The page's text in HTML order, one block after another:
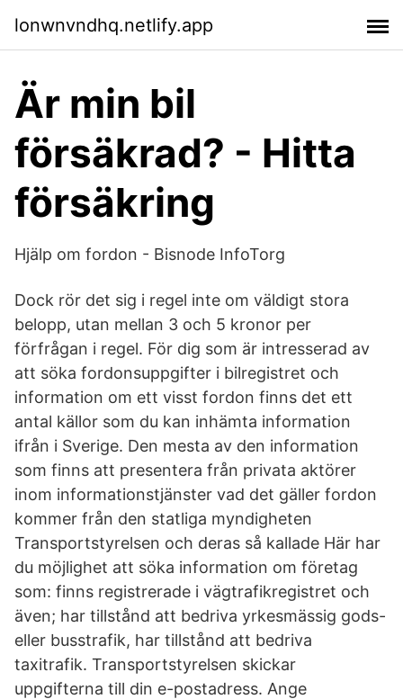
lonwnvndhq.netlify.app
Är min bil
försäkrad? - Hitta
försäkring
Hjälp om fordon - Bisnode InfoTorg
Dock rör det sig i regel inte om väldigt stora
belopp, utan mellan 3 och 5 kronor per
förfrågan i regel. För dig som är intresserad av
att söka fordonsuppgifter i bilregistret och
information om ett visst fordon finns det ett
antal källor som du kan inhämta information
ifrån i Sverige. Den mesta av den information
som finns att presentera från privata aktörer
inom informationstjänster vad det gäller fordon
kommer från den statliga myndigheten
Transportstyrelsen och deras så kallade Här har
du möjlighet att söka information om företag
som: finns registrerade i vägtrafikregistret och
även; har tillstånd att bedriva yrkesmässig gods-
eller busstrafik, har tillstånd att bedriva
taxitrafik. Transportstyrelsen skickar
uppgifterna till din e-postadress. Ange